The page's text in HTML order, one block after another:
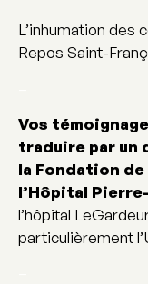
L’inhumation des
Repos Saint-
Vos
traduire par un
la Fondation
l’Hôpital
l’hôpital
particulièrement